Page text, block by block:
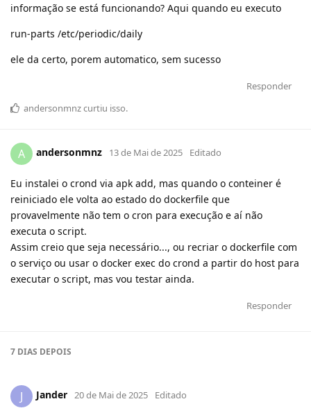
informação se está funcionando? Aqui quando eu executo
run-parts /etc/periodic/daily
ele da certo, porem automatico, sem sucesso
Responder
andersonmnzcurtiu isso.
A andersonmnz 13 de Mai de 2025 Editado
Eu instalei o crond via apk add, mas quando o conteiner é
reiniciado ele volta ao estado do dockerfile que
provavelmente não tem o cron para execução e aí não
executa o script.
Assim creio que seja necessário..., ou recriar o dockerfile com
o serviço ou usar o docker exec do crond a partir do host para
executar o script, mas vou testar ainda.
Responder
7 DIAS DEPOIS
J Jander 20 de Mai de 2025 Editado